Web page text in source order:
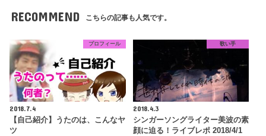
RECOMMEND こちらの記事も人気です。
プロフィール
2018.7.4
【自己紹介】うたのは、こんなヤ
ツ
歌い手
2018.4.3
シンガーソングライター美波の素
顔に迫る！ライブレポ 2018/4/1